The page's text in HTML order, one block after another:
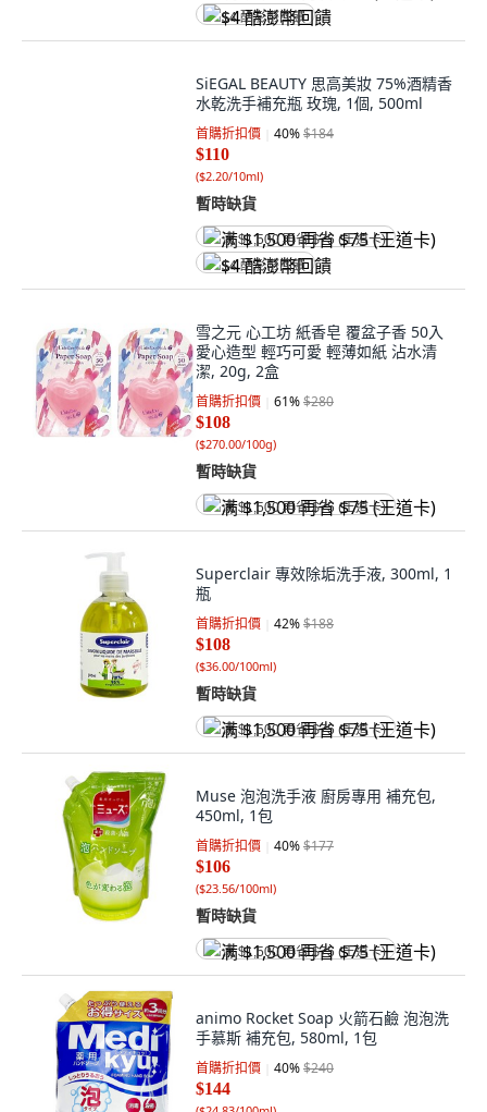
$4 酷澎幣回饋
SiEGAL BEAUTY 思高美妝 75%酒精香
水乾洗手補充瓶 玫瑰, 1個, 500ml
首購折扣價 40%$184
$110
($2.20/10ml)
暫時缺貨
满 $1,500 再省 $75 (王道卡)
$4 酷澎幣回饋
雪之元 心工坊 紙香皂 覆盆子香 50入
愛心造型 輕巧可愛 輕薄如紙 沾水清
潔, 20g, 2盒
首購折扣價 61%$280
$108
($270.00/100g)
暫時缺貨
满 $1,500 再省 $75 (王道卡)
Superclair 專效除垢洗手液, 300ml, 1
瓶
首購折扣價 42%$188
$108
($36.00/100ml)
暫時缺貨
满 $1,500 再省 $75 (王道卡)
Muse 泡泡洗手液 廚房專用 補充包,
450ml, 1包
首購折扣價 40%$177
$106
($23.56/100ml)
暫時缺貨
满 $1,500 再省 $75 (王道卡)
animo Rocket Soap 火箭石鹼 泡泡洗
手慕斯 補充包, 580ml, 1包
首購折扣價 40%$240
$144